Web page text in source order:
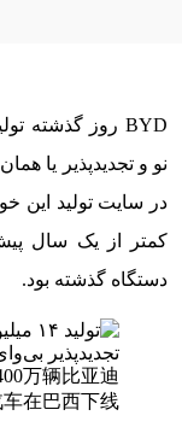
در سایت تولید این
دستگاه گذشته بود.